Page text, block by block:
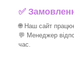
✅
🌐 Наш сайт
💬 Менеджер
час.